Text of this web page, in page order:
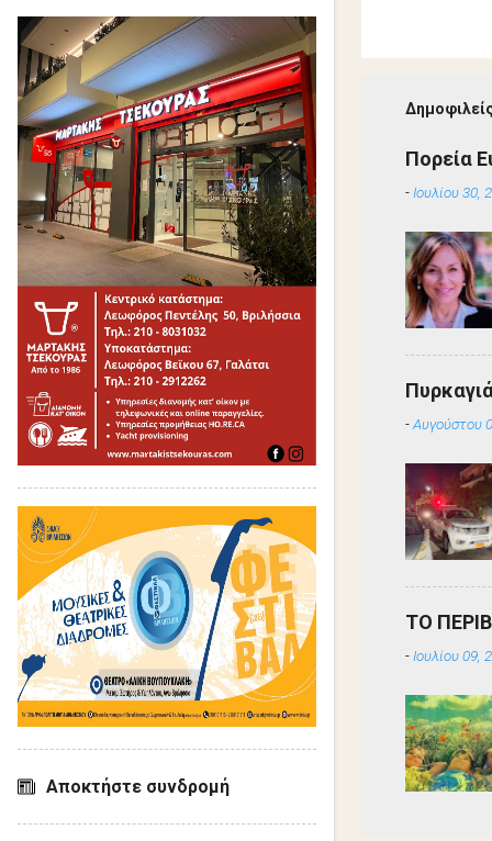
Πορεία
- Ιουλίου 30,
-Αυγούστου
ΤΟ
- Ιουλίου 09,
Αποκτήστε συνδρομή